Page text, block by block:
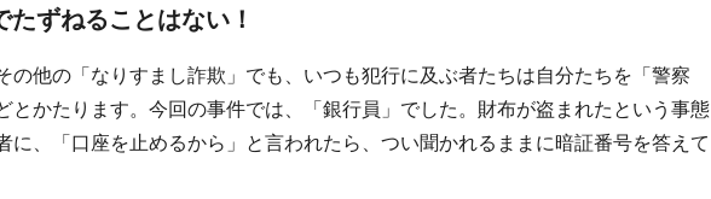
ずねることはない！
の他の「なりすまし詐欺」でも、いつも犯行に及ぶ者たちは自分たちを「警察
とかたります。今回の事件では、「銀行員」でした。財布が盗まれたという事態
に、「口座を止めるから」と言われたら、つい聞かれるままに暗証番号を答えて